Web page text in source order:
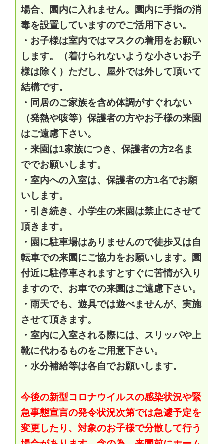
場合、園内に入れません。園内に手指の消
毒を設置していますのでご活用下さい。
・お子様は室内ではマスクの着用をお願い
します。（着けられないような小さいお子
様は除く）ただし、屋外では外して頂いて
結構です。
・同居のご家族を含め体調がすぐれない
（発熱や咳等）保護者の方やお子様の来園
はご遠慮下さい。
・来園は1家族につき、保護者の方2名ま
ででお願いします。
・室内への入室は、保護者の方1名でお願
いします。
・引き続き、小学生の来園は禁止にさせて
頂きます。
・園に駐車場はありませんので徒歩又は自
転車での来園にご協力をお願いします。園
付近に駐停車されますとすぐに苦情が入り
ますので、お車での来園はご遠慮下さい。
・雨天でも、遊具では遊べませんが、実施
させて頂きます。
・室内に入室される際には、スリッパや上
靴に代わるものをご用意下さい。
・水分補給等は各自でお願いします。
今後の新型コロナウイルスの感染状況や緊
急事態宣言の発令状況次第では急遽予定を
変更したり、対象のお子様で分散して行う